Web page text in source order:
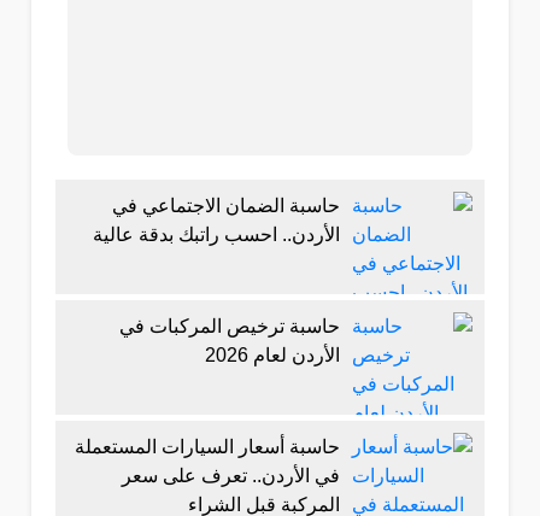
حاسبة الضمان الاجتماعي في
الأردن.. احسب راتبك بدقة عالية
حاسبة ترخيص المركبات في
الأردن لعام 2026
حاسبة أسعار السيارات المستعملة
في الأردن.. تعرف على سعر
المركبة قبل الشراء